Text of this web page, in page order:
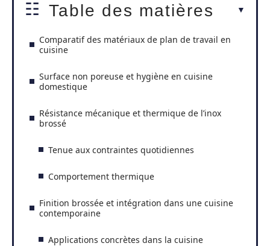
Table des matières
Comparatif des matériaux de plan de travail en
cuisine
Surface non poreuse et hygiène en cuisine
domestique
Résistance mécanique et thermique de l’inox
brossé
Tenue aux contraintes quotidiennes
Comportement thermique
Finition brossée et intégration dans une cuisine
contemporaine
Applications concrètes dans la cuisine